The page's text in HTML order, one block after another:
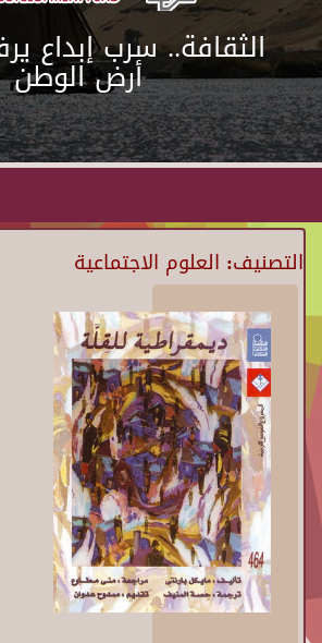
الثقافة.. سرب إبداع
أرض الوطن
التصنيف: العلوم الاجتماعية